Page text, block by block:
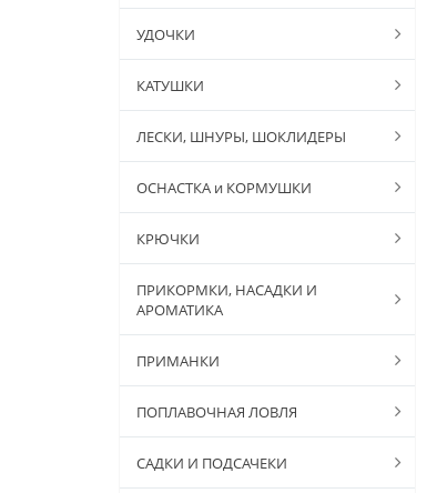
УДОЧКИ
КАТУШКИ
ЛЕСКИ, ШНУРЫ, ШОКЛИДЕРЫ
ОСНАСТКА и КОРМУШКИ
КРЮЧКИ
ПРИКОРМКИ, НАСАДКИ И
АРОМАТИКА
ПРИМАНКИ
ПОПЛАВОЧНАЯ ЛОВЛЯ
САДКИ И ПОДСАЧЕКИ